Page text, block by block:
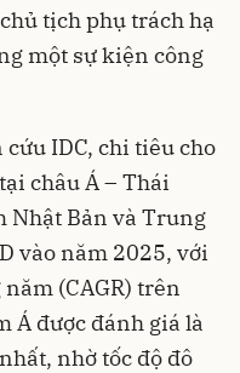
tịch phụ trách hạ
một sự kiện công
IDC, chi tiêu cho
châu Á – Thái
Nhật Bản và Trung
vào năm 2025, với
(CAGR) trên
Á được đánh giá là
nhờ tốc độ đô